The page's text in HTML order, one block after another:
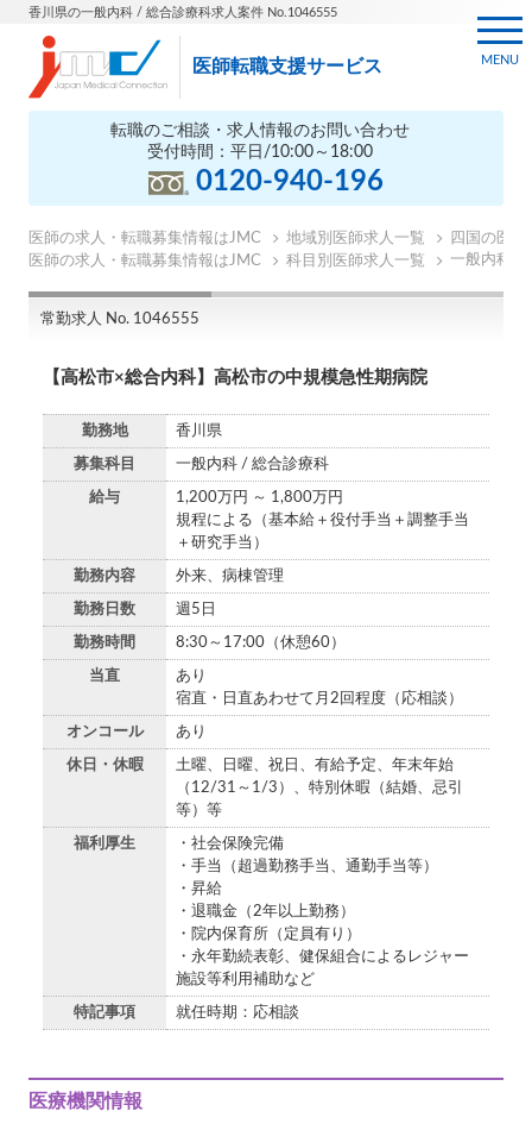
香川県の一般内科 / 総合診療科求人案件 No.1046555
医師転職支援サービス
転職のご相談・求人情報のお問い合わせ
受付時間：平日/10:00～18:00
0120-940-196
MENU
医師の求人・転職募集情報はJMC 地域別医師求人一覧
四国の医師
医師の求人・転職募集情報はJMC
科目別医師求人一覧 一般内科の
常勤求人 No. 1046555
【高松市×総合内科】高松市の中規模急性期病院
勤務地 香川県
募集科目 一般内科 / 総合診療科
給与
1,200万円 ～ 1,800万円
規程による（基本給＋役付手当＋調整手当
＋研究手当）
勤務内容 外来、病棟管理
勤務日数 週5日
勤務時間 8:30～17:00（休憩60）
当直
あり
宿直・日直あわせて月2回程度（応相談）
オンコール あり
休日・休暇
土曜、日曜、祝日、有給予定、年末年始
（12/31～1/3）、特別休暇（結婚、忌引
等）等
福利厚生
・社会保険完備
・手当（超過勤務手当、通勤手当等）
・昇給
・退職金（2年以上勤務）
・院内保育所（定員有り）
・永年勤続表彰、健保組合によるレジャー
施設等利用補助など
特記事項 就任時期：応相談
医療機関情報